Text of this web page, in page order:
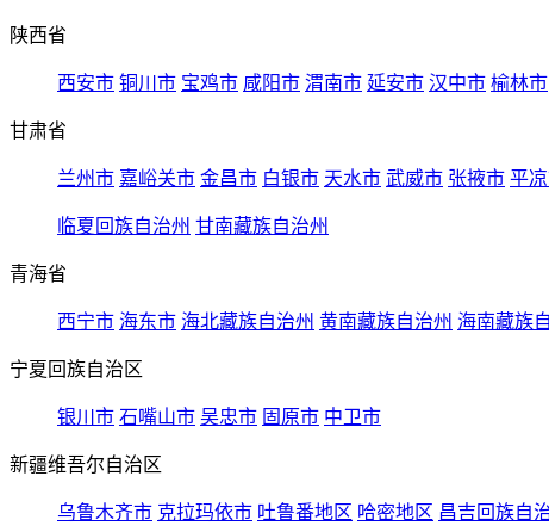
陕西省
西安市 铜川市 宝鸡市 咸阳市 渭南市 延安市 汉中市 榆林市
甘肃省
兰州市 嘉峪关市 金昌市 白银市 天水市 武威市 张掖市 平
临夏回族自治州 甘南藏族自治州
青海省
西宁市 海东市 海北藏族自治州 黄南藏族自治州 海南藏族
宁夏回族自治区
银川市 石嘴山市 吴忠市 固原市 中卫市
新疆维吾尔自治区
乌鲁木齐市 克拉玛依市 吐鲁番地区 哈密地区 昌吉回族自